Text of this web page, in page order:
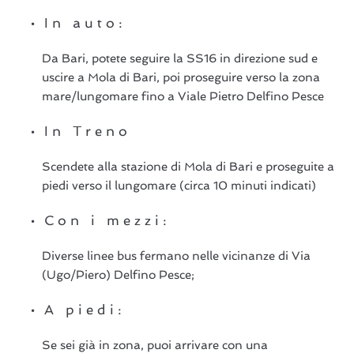
In auto:
Da Bari, potete seguire la SS16 in direzione sud e
uscire a Mola di Bari, poi proseguire verso la zona
mare/lungomare fino a Viale Pietro Delfino Pesce
In Treno
Scendete alla stazione di Mola di Bari e proseguite a
piedi verso il lungomare (circa 10 minuti indicati)
Con i mezzi:
Diverse linee bus fermano nelle vicinanze di Via
(Ugo/Piero) Delfino Pesce;
A piedi:
Se sei già in zona, puoi arrivare con una